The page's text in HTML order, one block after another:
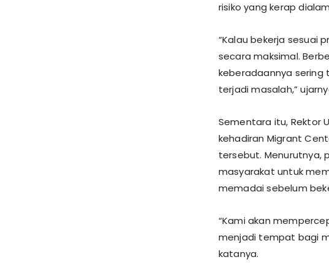
risiko yang kerap
“Kalau bekerja sesuai
secara maksimal.
keberadaannya sering
terjadi masalah,”
Sementara itu, Rektor
kehadiran Migrant
tersebut. Menurutnya,
masyarakat untuk
memadai sebelum
“Kami akan
menjadi tempat bagi
katanya.